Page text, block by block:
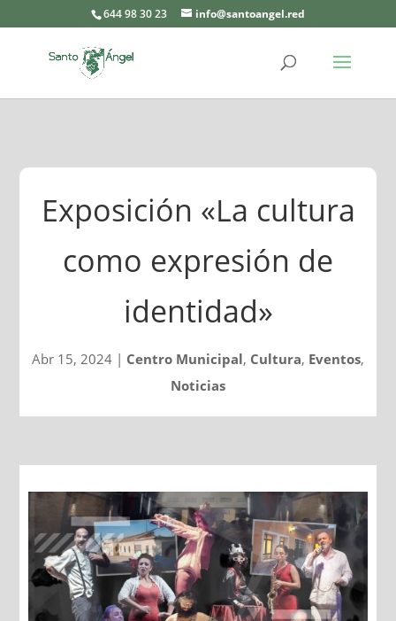
644 98 30 23 info@santoangel.red
Exposición «La cultura
como expresión de
identidad»
Abr 15, 2024 | Centro Municipal, Cultura, Eventos,
Noticias